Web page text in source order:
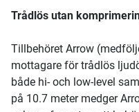
Trådlös utan
Tillbehöret Arrow
mottagare för trådlös
både hi- och low-level
på 10.7 meter medger